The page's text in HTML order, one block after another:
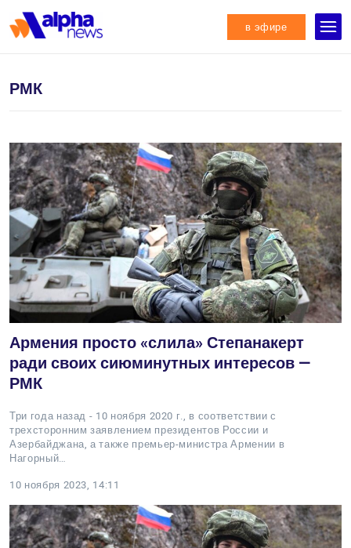
в эфире
РМК
Армения просто «слила» Степанакерт
ради своих сиюминутных интересов —
РМК
Три года назад - 10 ноября 2020 г., в соответствии с
трехсторонним заявлением президентов России и
Азербайджана, а также премьер-министра Армении в
Нагорный…
10 ноября 2023, 14:11